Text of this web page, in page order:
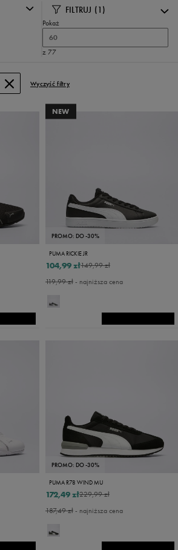
FILTRUJ (1)
Pokaż
60
z 77
Wyczyść filtry
NEW
PROMO: DO -30%
PUMA RICKIE JR
149,99 zł
104,99 zł
119,99 zł- najniższa cena
PROMO: DO -30%
PUMA R78 WIND MU
229,99 zł
172,49 zł
187,49 zł- najniższa cena